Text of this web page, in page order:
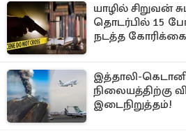
யாழில் சிறுவன்
தொடர்பில் 15
நடத்த கோரிக்கை
இத்தாலி-
நிலையத்திற்கு
இடைநிறுத்தம்!